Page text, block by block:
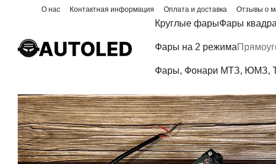
Перейти к основному контенту
О нас Контактная информация Оплата и доставка Отзывы о
Круглые фарыФары
Фары на 2 режима
Фары, Фонари МТЗ, ЮМЗ,